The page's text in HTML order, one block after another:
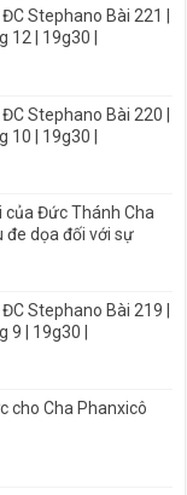
Stephano Bài 221 |
12 | 19g30 |
Stephano Bài 220 |
10 | 19g30 |
của Đức Thánh Cha
đe dọa đối với sự
Stephano Bài 219 |
9 | 19g30 |
cho Cha Phanxicô